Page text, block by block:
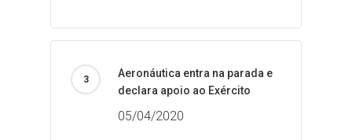
Aeronáutica entra na parada e
declara apoio ao Exército
05/04/2020